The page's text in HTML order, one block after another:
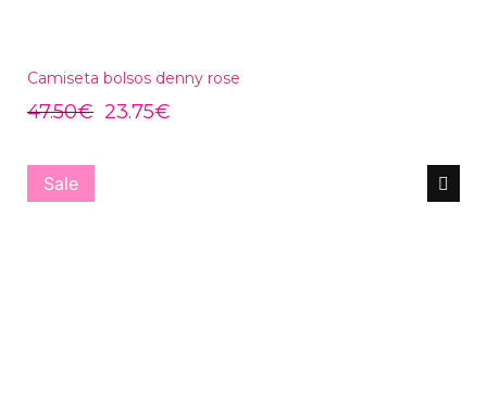
Camiseta bolsos denny rose
47.50€ 23.75€
Sale